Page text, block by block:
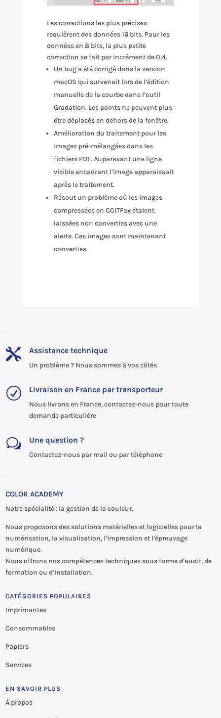
Les corrections les plus précises
requièrent des données 16 bits. Pour les
données en 8 bits, la plus petite
correction se fait par incrément de 0,4.
Un bug a été corrigé dans la version
macOS qui survenait lors de l’édition
manuelle de la courbe dans l’outil
Gradation. Les points ne peuvent plus
être déplacés en dehors de la fenêtre.
Amélioration du traitement pour les
images pré-mélangées dans les
fichiers PDF. Auparavant une ligne
visible encadrant l’image apparaissait
après le traitement.
Résout un problème où les images
compressées en CCITFax étaient
laissées non converties avec une
alerte. Ces images sont maintenant
converties.
 Assistance technique
Un problème ? Nous sommes à vos côtés
R Livraison en France par transporteur
Nous livrons en France, contactez-nous pour toute
demande particulière
w Une question ?
Contactez-nous par mail ou par téléphone
COLOR ACADEMY
Notre spécialité : la gestion de la couleur.
Nous proposons des solutions matérielles et logicielles pour la
numérisation, la visualisation, l’impression et l’épreuvage
numérique.
Nous offrons nos compétences techniques sous forme d’audit, de
formation ou d’installation.
CATÉGORIES POPULAIRES
Imprimantes
Consommables
Papiers
Services
EN SAVOIR PLUS
À propos